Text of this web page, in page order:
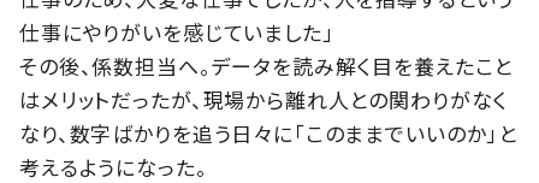
仕事にやりがいを感じていました」
その後、係数担当へ。データを読み解く目を養えたこと
はメリットだったが、現場から離れ人との関わりがなく
なり、数字ばかりを追う日々に「このままでいいのか」と
考えるようになった。